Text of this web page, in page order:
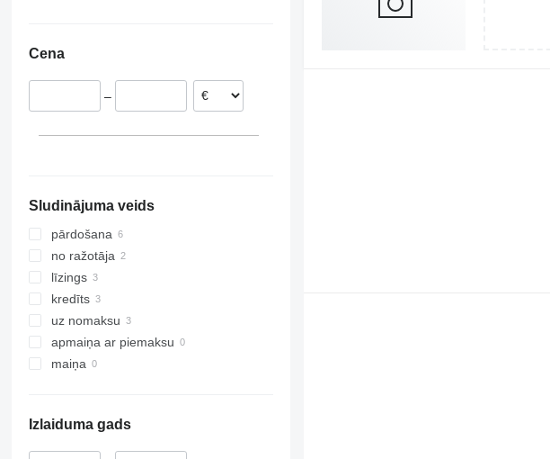
Cena
–
Sludinājuma veids
pārdošana
no ražotāja
līzings
kredīts
uz nomaksu
apmaiņa ar piemaksu
maiņa
Izlaiduma gads